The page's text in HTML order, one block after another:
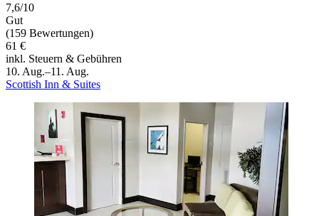
7,6/10
Gut
(159 Bewertungen)
61 €
inkl. Steuern & Gebühren
10. Aug.–11. Aug.
Scottish Inn & Suites